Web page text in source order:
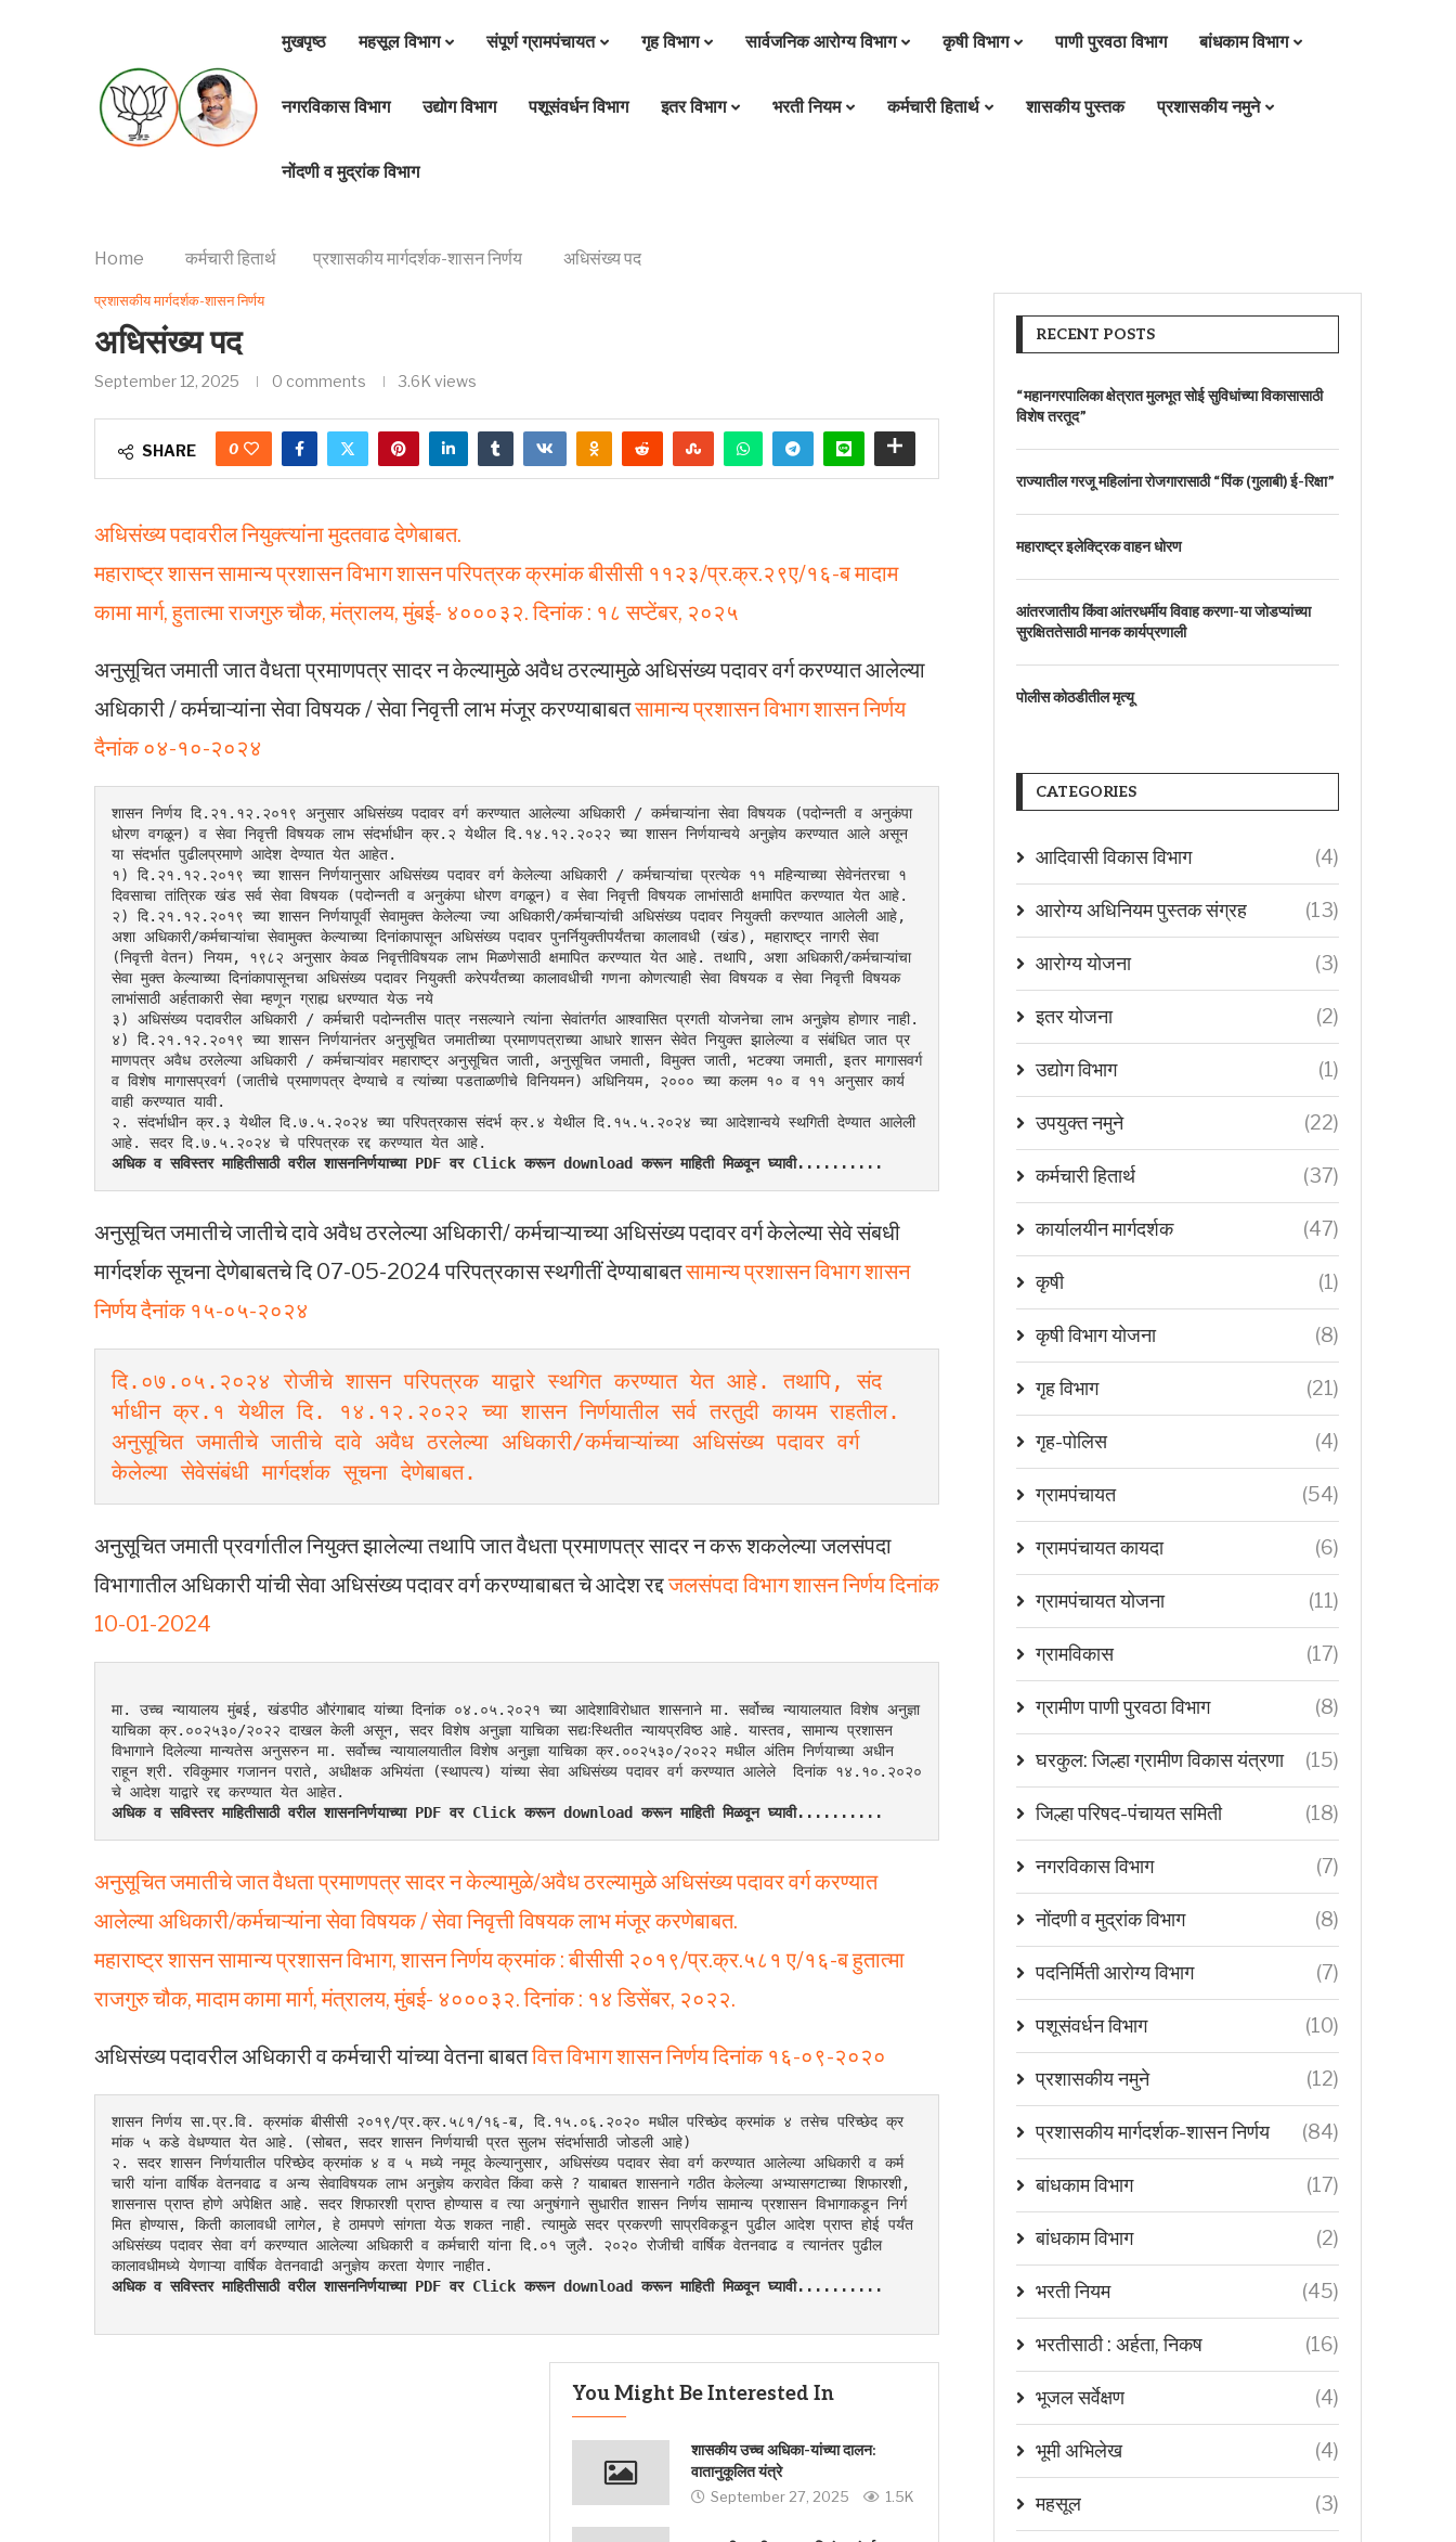
मुखपृष्ठ महसूल विभाग संपूर्ण ग्रामपंचायत गृह विभाग सार्वजनिक आरोग्य विभाग कृषी विभाग पाणी पुरवठा विभाग बांधकाम विभाग
नगरविकास विभाग उद्योग विभाग पशूसंवर्धन विभाग इतर विभाग भरती नियम कर्मचारी हितार्थ शासकीय पुस्तक प्रशासकीय नमुने
नोंदणी व मुद्रांक विभाग
Home कर्मचारी हितार्थ प्रशासकीय मार्गदर्शक-शासन निर्णय अधिसंख्य पद
प्रशासकीय मार्गदर्शक-शासन निर्णय
अधिसंख्य पद
September 12, 2025 0 comments 3.6K views
SHARE 0
अधिसंख्य पदावरील नियुक्त्यांना मुदतवाढ देणेबाबत.
महाराष्ट्र शासन सामान्य प्रशासन विभाग शासन परिपत्रक क्रमांक बीसीसी ११२३/प्र.क्र.२९ए/१६-ब मादाम
कामा मार्ग, हुतात्मा राजगुरु चौक, मंत्रालय, मुंबई- ४०००३२. दिनांक : १८ सप्टेंबर, २०२५
अनुसूचित जमाती जात वैधता प्रमाणपत्र सादर न केल्यामुळे अवैध ठरल्यामुळे अधिसंख्य पदावर वर्ग करण्यात आलेल्या
अधिकारी / कर्मचाऱ्यांना सेवा विषयक / सेवा निवृत्ती लाभ मंजूर करण्याबाबतसामान्य प्रशासन विभाग शासन निर्णय
दैनांक ०४-१०-२०२४
शासन निर्णय दि.२१.१२.२०१९ अनुसार अधिसंख्य पदावर वर्ग करण्यात आलेल्या अधिकारी / कर्मचाऱ्यांना सेवा विषयक (पदोन्नती व अनुकंपा
धोरण वगळून) व सेवा निवृत्ती विषयक लाभ संदर्भाधीन क्र.२ येथील दि.१४.१२.२०२२ च्या शासन निर्णयान्वये अनुज्ञेय करण्यात आले असून
या संदर्भात पुढीलप्रमाणे आदेश देण्यात येत आहेत.
१) दि.२१.१२.२०१९ च्या शासन निर्णयानुसार अधिसंख्य पदावर वर्ग केलेल्या अधिकारी / कर्मचाऱ्यांचा प्रत्येक ११ महिन्याच्या सेवेनंतरचा १
दिवसाचा तांत्रिक खंड सर्व सेवा विषयक (पदोन्नती व अनुकंपा धोरण वगळून) व सेवा निवृत्ती विषयक लाभांसाठी क्षमापित करण्यात येत आहे.
२) दि.२१.१२.२०१९ च्या शासन निर्णयापूर्वी सेवामुक्त केलेल्या ज्या अधिकारी/कर्मचाऱ्यांची अधिसंख्य पदावर नियुक्ती करण्यात आलेली आहे,
अशा अधिकारी/कर्मचाऱ्यांचा सेवामुक्त केल्याच्या दिनांकापासून अधिसंख्य पदावर पुनर्नियुक्तीपर्यंतचा कालावधी (खंड), महाराष्ट्र नागरी सेवा
(निवृत्ती वेतन) नियम, १९८२ अनुसार केवळ निवृत्तीविषयक लाभ मिळणेसाठी क्षमापित करण्यात येत आहे. तथापि, अशा अधिकारी/कर्मचाऱ्यांचा
सेवा मुक्त केल्याच्या दिनांकापासूनचा अधिसंख्य पदावर नियुक्ती करेपर्यंतच्या कालावधीची गणना कोणत्याही सेवा विषयक व सेवा निवृत्ती विषयक
लाभांसाठी अर्हताकारी सेवा म्हणून ग्राह्य धरण्यात येऊ नये
३) अधिसंख्य पदावरील अधिकारी / कर्मचारी पदोन्नतीस पात्र नसल्याने त्यांना सेवांतर्गत आश्वासित प्रगती योजनेचा लाभ अनुज्ञेय होणार नाही.
४) दि.२१.१२.२०१९ च्या शासन निर्णयानंतर अनुसूचित जमातीच्या प्रमाणपत्राच्या आधारे शासन सेवेत नियुक्त झालेल्या व संबंधित जात प्र
माणपत्र अवैध ठरलेल्या अधिकारी / कर्मचाऱ्यांवर महाराष्ट्र अनुसूचित जाती, अनुसूचित जमाती, विमुक्त जाती, भटक्या जमाती, इतर मागासवर्ग
व विशेष मागासप्रवर्ग (जातीचे प्रमाणपत्र देण्याचे व त्यांच्या पडताळणीचे विनियमन) अधिनियम, २००० च्या कलम १० व ११ अनुसार कार्य
वाही करण्यात यावी.
२. संदर्भाधीन क्र.३ येथील दि.७.५.२०२४ च्या परिपत्रकास संदर्भ क्र.४ येथील दि.१५.५.२०२४ च्या आदेशान्वये स्थगिती देण्यात आलेली
आहे. सदर दि.७.५.२०२४ चे परिपत्रक रद्द करण्यात येत आहे.
अधिक व सविस्तर माहितीसाठी वरील शासननिर्णयाच्या PDF वर Click करून download करून माहिती मिळवून घ्यावी..........
अनुसूचित जमातीचे जातीचे दावे अवैध ठरलेल्या अधिकारी/ कर्मचाऱ्याच्या अधिसंख्य पदावर वर्ग केलेल्या सेवे संबधी
मार्गदर्शक सूचना देणेबाबतचे दि 07-05-2024 परिपत्रकास स्थगीतीं देण्याबाबतसामान्य प्रशासन विभाग शासन
निर्णय दैनांक १५-०५-२०२४
दि.०७.०५.२०२४ रोजीचे शासन परिपत्रक याद्वारे स्थगित करण्यात येत आहे. तथापि, संद
र्भाधीन क्र.१ येथील दि. १४.१२.२०२२ च्या शासन निर्णयातील सर्व तरतुदी कायम राहतील.
अनुसूचित जमातीचे जातीचे दावे अवैध ठरलेल्या अधिकारी/कर्मचाऱ्यांच्या अधिसंख्य पदावर वर्ग
केलेल्या सेवेसंबंधी मार्गदर्शक सूचना देणेबाबत.
अनुसूचित जमाती प्रवर्गातील नियुक्त झालेल्या तथापि जात वैधता प्रमाणपत्र सादर न करू शकलेल्या जलसंपदा
विभागातील अधिकारी यांची सेवा अधिसंख्य पदावर वर्ग करण्याबाबत चे आदेश रद्दजलसंपदा विभाग शासन निर्णय दिनांक
10-01-2024
मा. उच्च न्यायालय मुंबई, खंडपीठ औरंगाबाद यांच्या दिनांक ०४.०५.२०२१ च्या आदेशाविरोधात शासनाने मा. सर्वोच्च न्यायालयात विशेष अनुज्ञा
याचिका क्र.००२५३०/२०२२ दाखल केली असून, सदर विशेष अनुज्ञा याचिका सद्यःस्थितीत न्यायप्रविष्ठ आहे. यास्तव, सामान्य प्रशासन
विभागाने दिलेल्या मान्यतेस अनुसरुन मा. सर्वोच्च न्यायालयातील विशेष अनुज्ञा याचिका क्र.००२५३०/२०२२ मधील अंतिम निर्णयाच्या अधीन
राहून श्री. रविकुमार गजानन पराते, अधीक्षक अभियंता (स्थापत्य) यांच्या सेवा अधिसंख्य पदावर वर्ग करण्यात आलेले  दिनांक १४.१०.२०२०
चे आदेश याद्वारे रद्द करण्यात येत आहेत.
अधिक व सविस्तर माहितीसाठी वरील शासननिर्णयाच्या PDF वर Click करून download करून माहिती मिळवून घ्यावी..........
अनुसूचित जमातीचे जात वैधता प्रमाणपत्र सादर न केल्यामुळे/अवैध ठरल्यामुळे अधिसंख्य पदावर वर्ग करण्यात
आलेल्या अधिकारी/कर्मचाऱ्यांना सेवा विषयक / सेवा निवृत्ती विषयक लाभ मंजूर करणेबाबत.
महाराष्ट्र शासन सामान्य प्रशासन विभाग, शासन निर्णय क्रमांक : बीसीसी २०१९/प्र.क्र.५८१ ए/१६-ब हुतात्मा
राजगुरु चौक, मादाम कामा मार्ग, मंत्रालय, मुंबई- ४०००३२. दिनांक : १४ डिसेंबर, २०२२.
अधिसंख्य पदावरील अधिकारी व कर्मचारी यांच्या वेतना बाबतवित्त विभाग शासन निर्णय दिनांक १६-०९-२०२०
शासन निर्णय सा.प्र.वि. क्रमांक बीसीसी २०१९/प्र.क्र.५८१/१६-ब, दि.१५.०६.२०२० मधील परिच्छेद क्रमांक ४ तसेच परिच्छेद क्र
मांक ५ कडे वेधण्यात येत आहे. (सोबत, सदर शासन निर्णयाची प्रत सुलभ संदर्भासाठी जोडली आहे)
२. सदर शासन निर्णयातील परिच्छेद क्रमांक ४ व ५ मध्ये नमूद केल्यानुसार, अधिसंख्य पदावर सेवा वर्ग करण्यात आलेल्या अधिकारी व कर्म
चारी यांना वार्षिक वेतनवाढ व अन्य सेवाविषयक लाभ अनुज्ञेय करावेत किंवा कसे ? याबाबत शासनाने गठीत केलेल्या अभ्यासगटाच्या शिफारशी,
शासनास प्राप्त होणे अपेक्षित आहे. सदर शिफारशी प्राप्त होण्यास व त्या अनुषंगाने सुधारीत शासन निर्णय सामान्य प्रशासन विभागाकडून निर्ग
मित होण्यास, किती कालावधी लागेल, हे ठामपणे सांगता येऊ शकत नाही. त्यामुळे सदर प्रकरणी साप्रविकडून पुढील आदेश प्राप्त होई पर्यंत
अधिसंख्य पदावर सेवा वर्ग करण्यात आलेल्या अधिकारी व कर्मचारी यांना दि.०१ जुलै. २०२० रोजीची वार्षिक वेतनवाढ व त्यानंतर पुढील
कालावधीमध्ये येणाऱ्या वार्षिक वेतनवाढी अनुज्ञेय करता येणार नाहीत.
अधिक व सविस्तर माहितीसाठी वरील शासननिर्णयाच्या PDF वर Click करून download करून माहिती मिळवून घ्यावी..........
You Might Be Interested In
शासकीय उच्च अधिका-यांच्या दालन:
वातानुकूलित यंत्रे
September 27, 2025 1.5K
RECENT POSTS
“महानगरपालिका क्षेत्रात मुलभूत सोई सुविधांच्या विकासासाठी
विशेष तरतूद”
राज्यातील गरजू महिलांना रोजगारासाठी “पिंक (गुलाबी) ई-रिक्षा”
महाराष्ट्र इलेक्ट्रिक वाहन धोरण
आंतरजातीय किंवा आंतरधर्मीय विवाह करणा-या जोडप्यांच्या
सुरक्षिततेसाठी मानक कार्यप्रणाली
पोलीस कोठडीतील मृत्यू
CATEGORIES
आदिवासी विकास विभाग (4)
आरोग्य अधिनियम पुस्तक संग्रह (13)
आरोग्य योजना (3)
इतर योजना (2)
उद्योग विभाग (1)
उपयुक्त नमुने (22)
कर्मचारी हितार्थ (37)
कार्यालयीन मार्गदर्शक (47)
कृषी (1)
कृषी विभाग योजना (8)
गृह विभाग (21)
गृह-पोलिस (4)
ग्रामपंचायत (54)
ग्रामपंचायत कायदा (6)
ग्रामपंचायत योजना (11)
ग्रामविकास (17)
ग्रामीण पाणी पुरवठा विभाग (8)
घरकुल: जिल्हा ग्रामीण विकास यंत्रणा (15)
जिल्हा परिषद-पंचायत समिती (18)
नगरविकास विभाग (7)
नोंदणी व मुद्रांक विभाग (8)
पदनिर्मिती आरोग्य विभाग (7)
पशूसंवर्धन विभाग (10)
प्रशासकीय नमुने (12)
प्रशासकीय मार्गदर्शक-शासन निर्णय (84)
बांधकाम विभाग (17)
बांधकाम विभाग (2)
भरती नियम (45)
भरतीसाठी : अर्हता, निकष (16)
भूजल सर्वेक्षण (4)
भूमी अभिलेख (4)
महसूल (3)